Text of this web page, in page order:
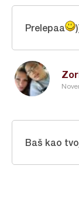
Prelepaa
Baš kao